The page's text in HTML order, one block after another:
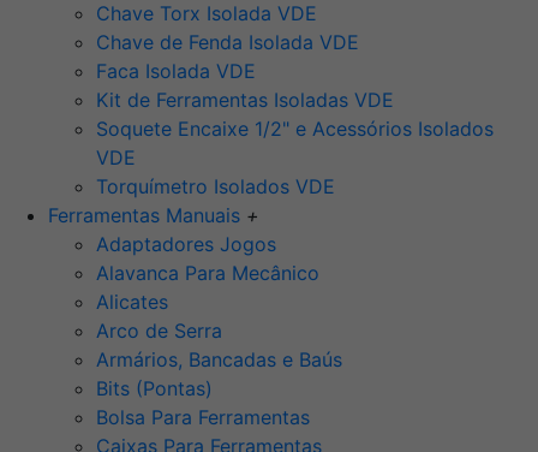
Chave Torx Isolada VDE
Chave de Fenda Isolada VDE
Faca Isolada VDE
Kit de Ferramentas Isoladas VDE
Soquete Encaixe 1/2" e Acessórios Isolados
VDE
Torquímetro Isolados VDE
Ferramentas Manuais +
Adaptadores Jogos
Alavanca Para Mecânico
Alicates
Arco de Serra
Armários, Bancadas e Baús
Bits (Pontas)
Bolsa Para Ferramentas
Caixas Para Ferramentas